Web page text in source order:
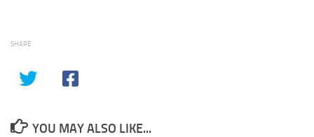
SHARE
YOU MAY ALSO LIKE...